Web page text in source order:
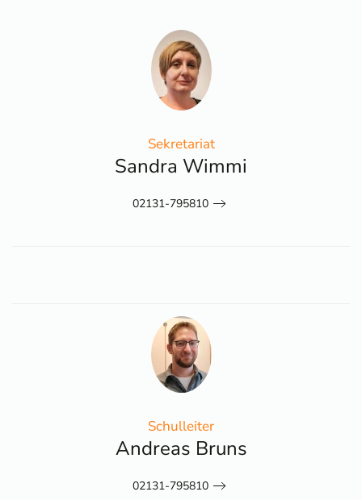
Sekretariat
Sandra Wimmi
02131-795810
Schulleiter
Andreas Bruns
02131-795810